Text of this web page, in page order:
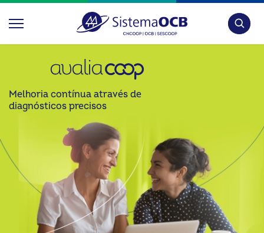
Melhoria contínua através de
diagnósticos precisos